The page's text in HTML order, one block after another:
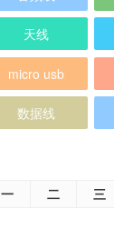
天线
micro usb
数据线
一 二 三